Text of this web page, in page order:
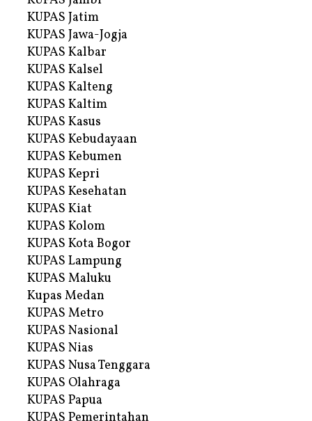
KUPAS Jatim
KUPAS Jawa-Jogja
KUPAS Kalbar
KUPAS Kalsel
KUPAS Kalteng
KUPAS Kaltim
KUPAS Kasus
KUPAS Kebudayaan
KUPAS Kebumen
KUPAS Kepri
KUPAS Kesehatan
KUPAS Kiat
KUPAS Kolom
KUPAS Kota Bogor
KUPAS Lampung
KUPAS Maluku
Kupas Medan
KUPAS Metro
KUPAS Nasional
KUPAS Nias
KUPAS Nusa Tenggara
KUPAS Olahraga
KUPAS Papua